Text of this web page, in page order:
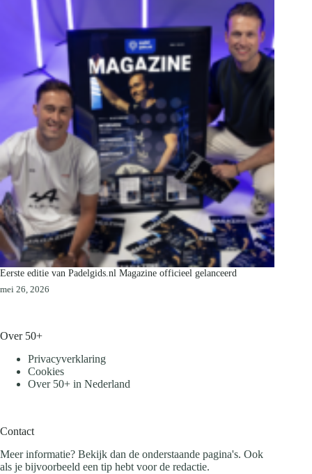
Eerste editie van Padelgids.nl Magazine officieel gelanceerd
mei 26, 2026
Over 50+
Privacyverklaring
Cookies
Over 50+ in Nederland
Contact
Meer informatie? Bekijk dan de onderstaande pagina's. Ook
als je bijvoorbeeld een tip hebt voor de redactie.